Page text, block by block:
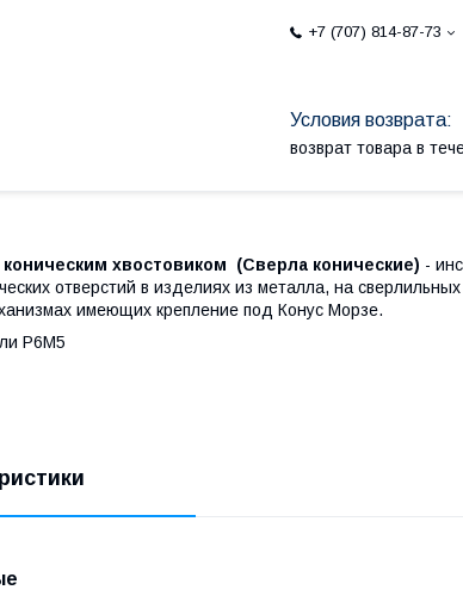
+7 (707) 814-87-73
возврат товара в
хвостовиком (Сверла конические) -
отверстий в изделиях из металла, на
имеющих крепление под Конус Морзе.
Р6М5